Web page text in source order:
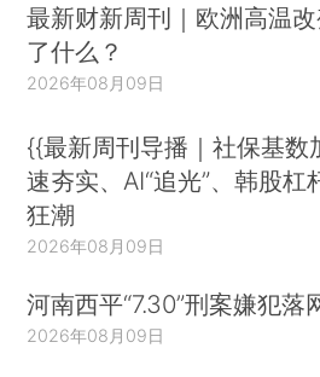
最新财新周刊｜欧洲高温
了什么？
2026年08月09日
{{最新周刊导播｜社保基数
速夯实、AI“追光”、韩股杠
狂潮
2026年08月09日
河南西平“7.30”刑案嫌犯落
2026年08月09日